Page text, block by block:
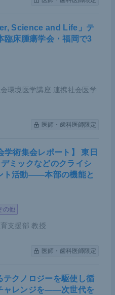
Science and Life」テ
臨床腫瘍学会・福岡で3
環境医学講座 連携社会医学
医師・歯科医師限定
学術集会レポート】 東日
ミックなどのクライシ
ト活動――本部の機能と
の他
支援部 教授
医師・歯科医師限定
テクノロジーを駆使し循
ャレンジを――次世代を